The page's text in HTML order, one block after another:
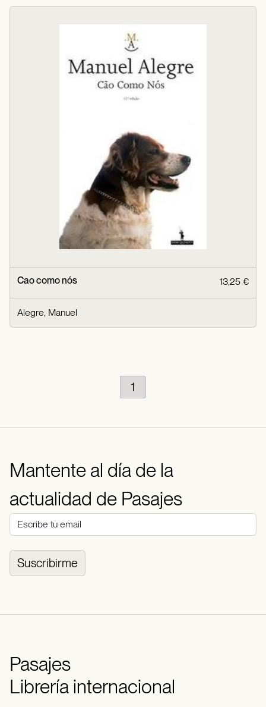
Cao como nós 13,25 €
Alegre, Manuel
1
Mantente al día de la
actualidad de Pasajes
Suscribirme
Pasajes
Librería internacional